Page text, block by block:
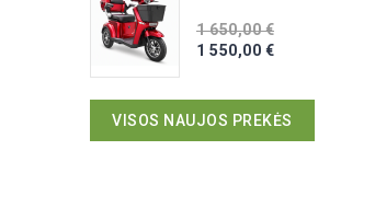
1 650,00 €
1 550,00 €
VISOS NAUJOS PREKĖS